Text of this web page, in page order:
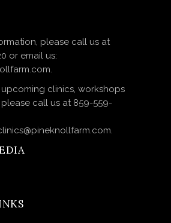
please call us at
or email us:
clinics, workshops
call us at 859-559-